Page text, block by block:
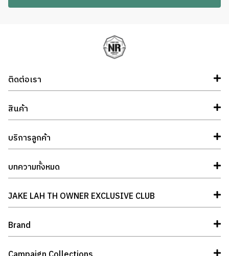
ติดต่อเรา
สินค้า
บริการลูกค้า
บทความทั้งหมด
JAKE LAH TH OWNER EXCLUSIVE CLUB
Brand